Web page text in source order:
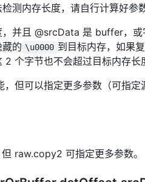
测内存长度，请自行计算好参
并且 @srcData 是 buffer，或
的 \u0000 到目标内存，如果
2 个字节也不会超过目标内存长
但可以指定更多参数（可指定
raw.copy2 可指定更多参数。